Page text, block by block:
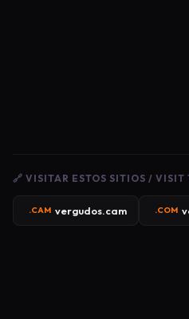
🔗 VISITAR ESTOS SITIOS / VISIT
.CAM vergudos.cam .COM